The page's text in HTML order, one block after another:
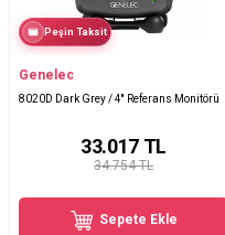
Peşin Taksit
Genelec
8020D Dark Grey / 4'' Referans Monitörü
34.754 TL
33.017TL
Sepete Ekle